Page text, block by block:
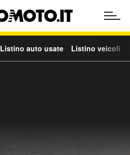
Listino auto usate Listino veicoli